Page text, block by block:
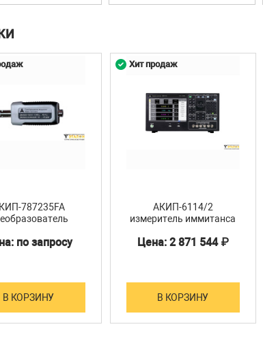
787235FA
по запросу
В КОРЗИНУ
АКИП-6114/2
измеритель иммитанса
Цена: 2 871 544 ₽
В КОРЗИНУ
Хит продаж